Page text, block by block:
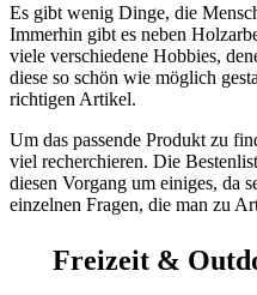
Es gibt wenig Dinge, die
Immerhin gibt es neben
viele verschiedene Hobbies,
diese so schön wie möglich
richtigen Artikel.
Um das passende Produkt zu
viel recherchieren. Die
diesen Vorgang um einiges, da
einzelnen Fragen, die man zu
Freizeit &